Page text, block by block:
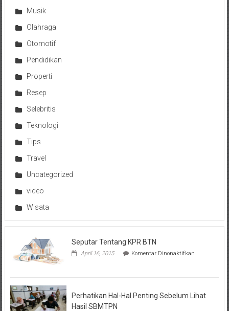
Musik
Olahraga
Otomotif
Pendidikan
Properti
Resep
Selebritis
Teknologi
Tips
Travel
Uncategorized
video
Wisata
Seputar Tentang KPR BTN
April 16, 2015 Komentar Dinonaktifkanpada
Perhatikan Hal-Hal Penting Sebelum Lihat
Hasil SBMTPN